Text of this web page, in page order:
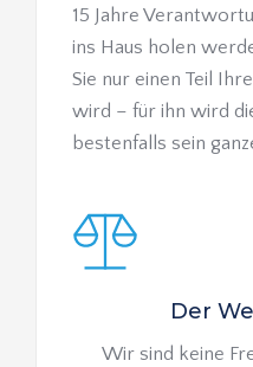
15 Jahre
ins Haus holen
Sie nur einen Teil
wird – für ihn wird
bestenfalls sein
Der
Wir sind keine